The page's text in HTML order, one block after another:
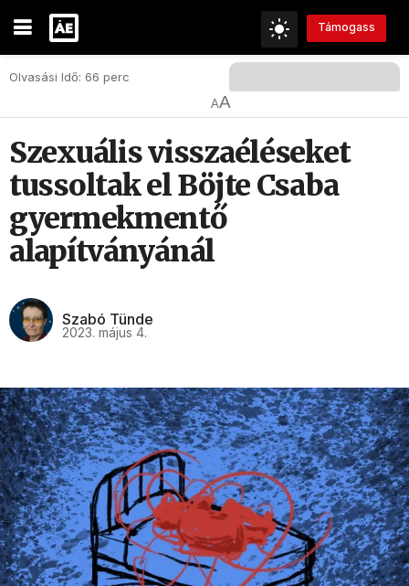
Támogass
Olvasási Idő: 66 perc
AA
Szexuális visszaéléseket
tussoltak el Böjte Csaba
gyermekmentő
alapítványánál
Szabó Tünde
2023. május 4.